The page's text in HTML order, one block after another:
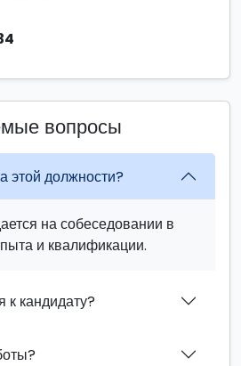
вопросы
этой должности?
на собеседовании в
и квалификации.
к кандидату?